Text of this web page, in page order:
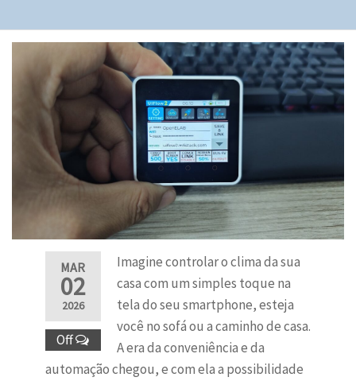
MAR
02
2026
Off
Imagine controlar o clima da sua
casa com um simples toque na
tela do seu smartphone, esteja
você no sofá ou a caminho de casa.
A era da conveniência e da
automação chegou, e com ela a possibilidade